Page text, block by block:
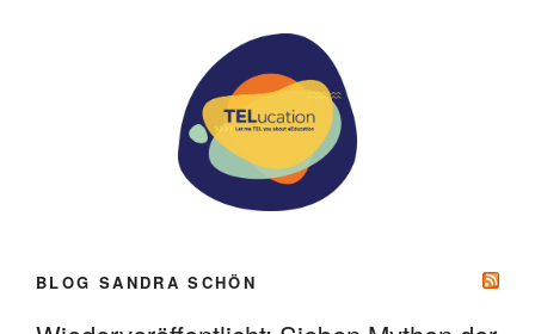
BLOG SANDRA SCHÖN